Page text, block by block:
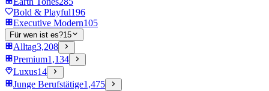
Bold & Playful196
Executive Modern105
Für wen ist es?15
Alltag3,208
Premium1,134
Luxus14
Junge Berufstätige1,475